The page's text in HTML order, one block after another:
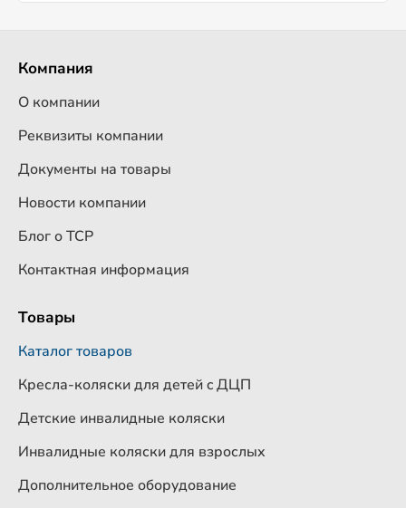
Компания
О компании
Реквизиты компании
Документы на товары
Новости компании
Блог о ТСР
Контактная информация
Товары
Каталог товаров
Кресла-коляски для детей c ДЦП
Детские инвалидные коляски
Инвалидные коляски для взрослых
Дополнительное оборудование